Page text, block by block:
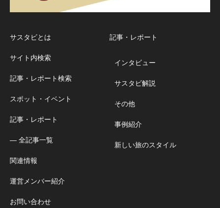
サスタビとは
サイト内検索
記事・レポート検索
スポット・イベント
記事・レポート
― 全記事一覧
関連情報
運営メンバー紹介
お問い合わせ
記事・レポート
インタビュー
サスタビ解説
その他
事例紹介
新しい旅のスタイル